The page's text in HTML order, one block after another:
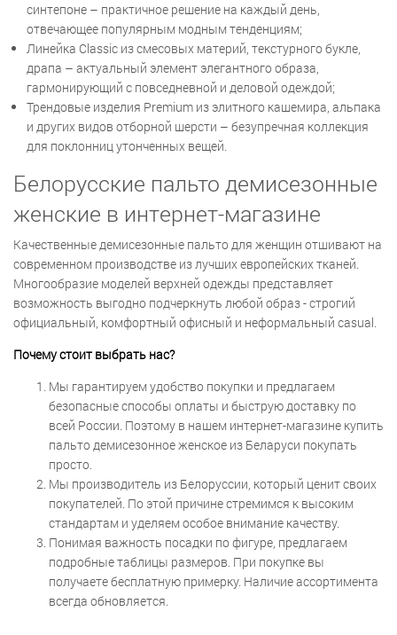
синтепоне – практичное решение на каждый день,
отвечающее популярным модным тенденциям;
Линейка Classic из смесовых материй, текстурного букле,
драпа – актуальный элемент элегантного образа,
гармонирующий с повседневной и деловой одеждой;
Трендовые изделия Premium из элитного кашемира, альпака
и других видов отборной шерсти – безупречная коллекция
для поклонниц утонченных вещей.
Белорусские пальто демисезонные
женские в интернет-магазине
Качественные демисезонные пальто для женщин отшивают на
современном производстве из лучших европейских тканей.
Многообразие моделей верхней одежды представляет
возможность выгодно подчеркнуть любой образ - строгий
официальный, комфортный офисный и неформальный casual.
Почему стоит выбрать нас?
Мы гарантируем удобство покупки и предлагаем
безопасные способы оплаты и быструю доставку по
всей России. Поэтому в нашем интернет-магазине купить
пальто демисезонное женское из Беларуси покупать
просто.
Мы производитель из Белоруссии, который ценит своих
покупателей. По этой причине стремимся к высоким
стандартам и уделяем особое внимание качеству.
Понимая важность посадки по фигуре, предлагаем
подробные таблицы размеров. При покупке вы
получаете бесплатную примерку. Наличие ассортимента
всегда обновляется.